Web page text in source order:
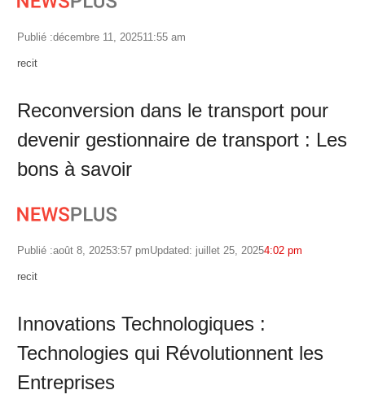
Publié :décembre 11, 202511:55 am
Author
recit
Reconversion dans le transport pour
devenir gestionnaire de transport : Les
bons à savoir
Publié :août 8, 20253:57 pmUpdated: juillet 25, 20254:02 pm
Author
recit
Innovations Technologiques :
Technologies qui Révolutionnent les
Entreprises